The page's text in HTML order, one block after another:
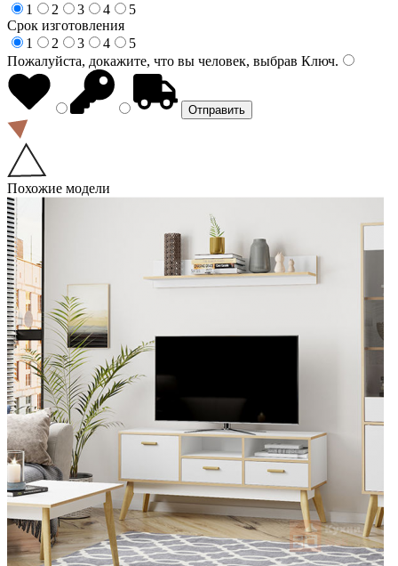
1
2 3 4
5
Срок изготовления
1
2 3 4
5
Пожалуйста, докажите, что вы человек, выбрав Ключ.
Похожие модели